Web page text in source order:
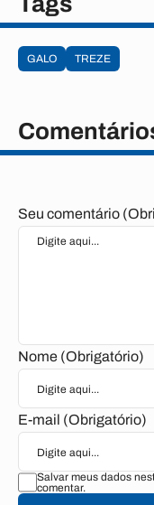
GALO TREZE
Seu comentário
Nome (Obrigatório)
E-mail (Obrigatório)
Salvar meus dados
comentar.